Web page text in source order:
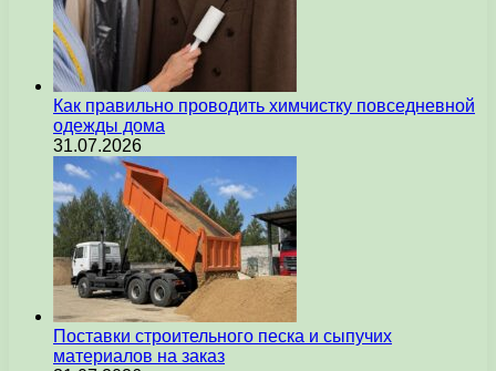
Как правильно проводить химчистку повседневной
одежды дома
31.07.2026
Поставки строительного песка и сыпучих
материалов на заказ